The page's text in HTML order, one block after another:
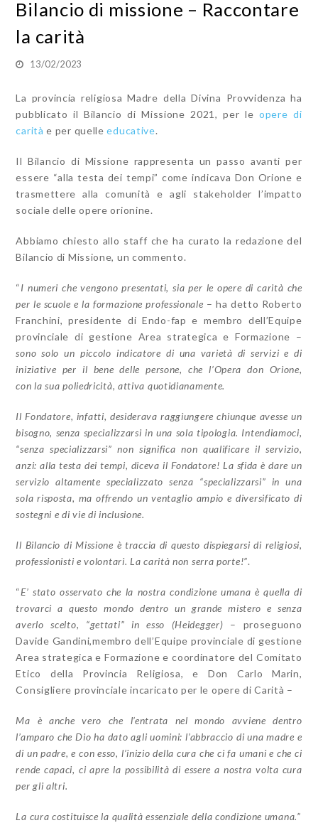
Bilancio di missione – Raccontare
la carità
13/02/2023
La provincia religiosa Madre della Divina Provvidenza ha
pubblicato il Bilancio di Missione 2021, per leopere di
carità e per quelleeducative.
Il Bilancio di Missione rappresenta un passo avanti per
essere “alla testa dei tempi” come indicava Don Orione e
trasmettere alla comunità e agli stakeholder l’impatto
sociale delle opere orionine.
Abbiamo chiesto allo staff che ha curato la redazione del
Bilancio di Missione, un commento.
“I numeri che vengono presentati, sia per le opere di carità che
per le scuole e la formazione professionale – ha detto Roberto
Franchini, presidente di Endo-fap e membro dell’Equipe
provinciale di gestione Area strategica e Formazione –
sono solo un piccolo indicatore di una varietà di servizi edi
iniziative per il bene delle persone, che l’Opera don Orione,
con la sua poliedricità, attiva quotidianamente.
Il Fondatore, infatti, desiderava raggiungere chiunque avesse un
bisogno, senza specializzarsi in una sola tipologia. Intendiamoci,
“senza specializzarsi” non significa non qualificare il servizio,
anzi: alla testa dei tempi, diceva il Fondatore! La sfida è dare un
servizio altamente specializzato senza “specializzarsi” in una
sola risposta, ma offrendo un ventaglio ampio e diversificatodi
sostegni edi viedi inclusione.
Il Bilancio di Missione è traccia di questo dispiegarsidi religiosi,
professionisti e volontari. La carità non serra porte!”.
“E’ stato osservato che la nostra condizione umana è quella di
trovarci a questo mondo dentro un grande mistero e senza
averlo scelto, “gettati” in esso (Heidegger) – proseguono
Davide Gandini,membro dell’Equipe provinciale di gestione
Area strategica e Formazione e coordinatore del Comitato
Etico della Provincia Religiosa, e Don Carlo Marin,
Consigliere provinciale incaricato per le opere di Carità –
Ma è anche vero che l’entrata nel mondo avviene dentro
l’amparo che Dio ha dato agli uomini: l’abbraccio di una madre e
di un padre, e con esso, l’inizio della cura che ci fa umani e che ci
rende capaci, ci apre la possibilità di essere a nostra volta cura
per gli altri.
La cura costituisce la qualità essenziale della condizione umana.”